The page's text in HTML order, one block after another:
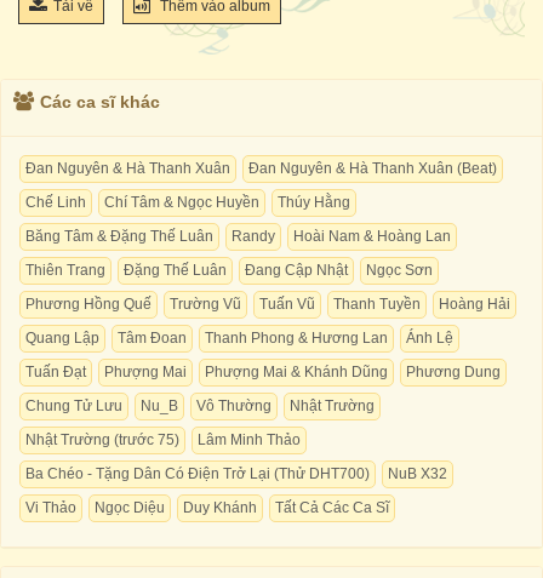
Tải về Thêm vào album
Các ca sĩ khác
Đan Nguyên & Hà Thanh Xuân
Đan Nguyên & Hà Thanh Xuân (Beat)
Chế Linh
Chí Tâm & Ngọc Huyền
Thúy Hằng
Băng Tâm & Đặng Thế Luân
Randy
Hoài Nam & Hoàng Lan
Thiên Trang
Đặng Thế Luân Đang Cập Nhật
Ngọc Sơn
Phương Hồng Quế
Trường Vũ Tuấn Vũ Thanh Tuyền
Hoàng Hải
Quang Lập
Tâm Đoan Thanh Phong & Hương Lan
Ánh Lệ
Tuấn Đạt
Phượng Mai Phượng Mai & Khánh Dũng
Phương Dung
Chung Tử Lưu
Nu_B Vô Thường
Nhật Trường
Nhật Trường (trước 75)
Lâm Minh Thảo
Ba Chéo - Tặng Dân Có Điện Trở Lại (Thử DHT700)
NuB X32
Vi Thảo
Ngọc Diệu Duy Khánh Tất Cả Các Ca Sĩ